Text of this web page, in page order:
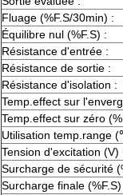
Fluage (%F.S/30min) :
Équilibre nul (%F.S) :
Résistance d'entrée :
Résistance de sortie :
Résistance d'isolation :
Temp.effect sur
Temp.effect sur zéro
Utilisation temp.range
Tension d'excitation (V)
Surcharge de sécurité
Surcharge finale (%F.S)